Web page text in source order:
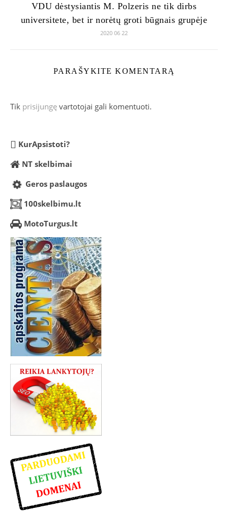
VDU dėstysiantis M. Polzeris ne tik dirbs
universitete, bet ir norėtų groti būgnais grupėje
2020 06 22
PARAŠYKITE KOMENTARĄ
Tik prisijungę vartotojai gali komentuoti.
KurApsistoti?
NT skelbimai
Geros paslaugos
100skelbimu.lt
MotoTurgus.lt